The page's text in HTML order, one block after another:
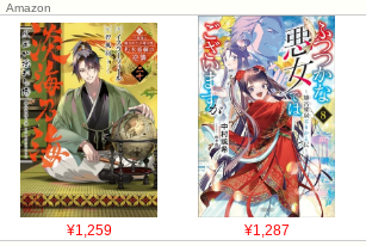
Amazon
¥1,259 ¥1,287